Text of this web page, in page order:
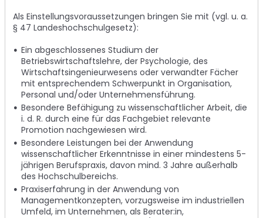
Als Einstellungsvoraussetzungen bringen Sie mit (vgl. u. a.
§ 47 Landeshochschulgesetz):
Ein abgeschlossenes Studium der
Betriebswirtschaftslehre, der Psychologie, des
Wirtschaftsingenieurwesens oder verwandter Fächer
mit entsprechendem Schwerpunkt in Organisation,
Personal und/oder Unternehmensführung.
Besondere Befähigung zu wissenschaftlicher Arbeit, die
i. d. R. durch eine für das Fachgebiet relevante
Promotion nachgewiesen wird.
Besondere Leistungen bei der Anwendung
wissenschaftlicher Erkenntnisse in einer mindestens 5-
jährigen Berufspraxis, davon mind. 3 Jahre außerhalb
des Hochschulbereichs.
Praxiserfahrung in der Anwendung von
Managementkonzepten, vorzugsweise im industriellen
Umfeld, im Unternehmen, als Berater:in,